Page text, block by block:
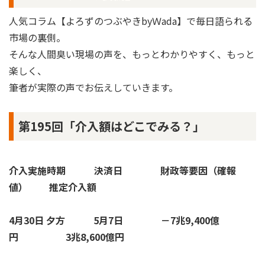
人気コラム【よろずのつぶやきbyＷada】で毎日語られる
市場の裏側。
そんな人間臭い現場の声を、もっとわかりやすく、もっと
楽しく、
筆者が実際の声でお伝えしていきます。
第195回「介入額はどこでみる？」
介入実施時期 決済日 財政等要因（確報
値） 推定介入額
4月30日 夕方 5月7日
－7兆9,400億
円 3兆8,600億円